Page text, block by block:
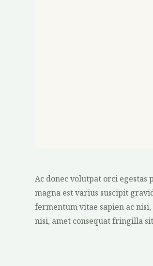
Ac donec volutpat orci egestas
magna est varius suscipit
fermentum vitae sapien ac
nisi, amet consequat fringilla